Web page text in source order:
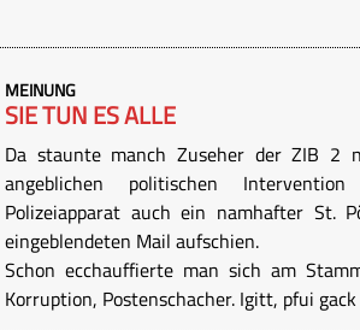
MEINUNG
SIE TUN ES ALLE
Da staunte manch Zuseher der ZIB 2
angeblichen politischen
Polizeiapparat auch ein namhafter St.
eingeblendeten Mail aufschien.
Schon ecchauffierte man sich am
Korruption, Postenschacher. Igitt, pfui